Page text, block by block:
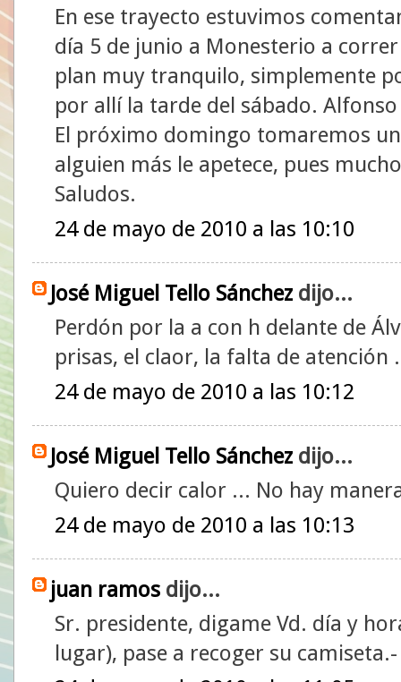
En ese trayecto estuvimos
día 5 de junio a Monesterio a
plan muy tranquilo, simplemente
por allí la tarde del sábado.
El próximo domingo tomaremos
alguien más le apetece, pues
Saludos.
24 de mayo de 2010 a las 10:10
José Miguel Tello Sánchez dijo...
Perdón por la a con h delante de
prisas, el claor, la falta de atención
24 de mayo de 2010 a las 10:12
José Miguel Tello Sánchez dijo...
Quiero decir calor ... No hay
24 de mayo de 2010 a las 10:13
juan ramos dijo...
Sr. presidente, digame Vd. día y
lugar), pase a recoger su camiseta.-